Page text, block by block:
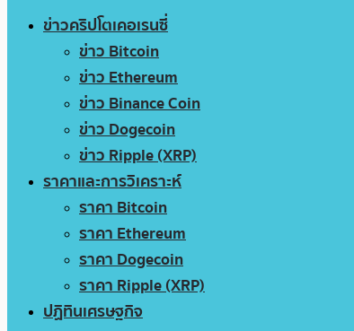
ข่าวคริปโตเคอเรนซี่
ข่าว Bitcoin
ข่าว Ethereum
ข่าว Binance Coin
ข่าว Dogecoin
ข่าว Ripple (XRP)
ราคาและการวิเคราะห์
ราคา Bitcoin
ราคา Ethereum
ราคา Dogecoin
ราคา Ripple (XRP)
ปฏิทินเศรษฐกิจ